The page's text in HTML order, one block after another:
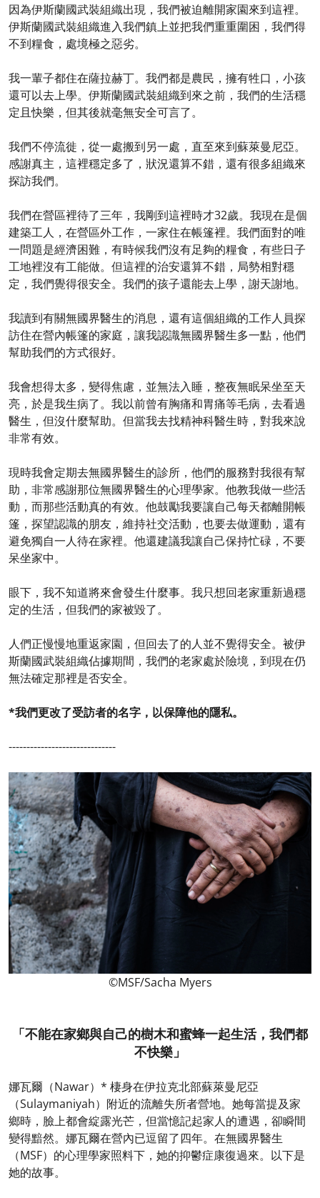
因為伊斯蘭國武裝組織出現，我們被迫離開家園來到這裡。
伊斯蘭國武裝組織進入我們鎮上並把我們重重圍困，我們得
不到糧食，處境極之惡劣。
我一輩子都住在薩拉赫丁。我們都是農民，擁有牲口，小孩
還可以去上學。伊斯蘭國武裝組織到來之前，我們的生活穩
定且快樂，但其後就毫無安全可言了。
我們不停流徙，從一處搬到另一處，直至來到蘇萊曼尼亞。
感謝真主，這裡穩定多了，狀況還算不錯，還有很多組織來
探訪我們。
我們在營區裡待了三年，我剛到這裡時才32歲。我現在是個
建築工人，在營區外工作，一家住在帳篷裡。我們面對的唯
一問題是經濟困難，有時候我們沒有足夠的糧食，有些日子
工地裡沒有工能做。但這裡的治安還算不錯，局勢相對穩
定，我們覺得很安全。我們的孩子還能去上學，謝天謝地。
我讀到有關無國界醫生的消息，還有這個組織的工作人員探
訪住在營內帳篷的家庭，讓我認識無國界醫生多一點，他們
幫助我們的方式很好。
我會想得太多，變得焦慮，並無法入睡，整夜無眠呆坐至天
亮，於是我生病了。我以前曾有胸痛和胃痛等毛病，去看過
醫生，但沒什麼幫助。但當我去找精神科醫生時，對我來說
非常有效。
現時我會定期去無國界醫生的診所，他們的服務對我很有幫
助，非常感謝那位無國界醫生的心理學家。他教我做一些活
動，而那些活動真的有效。他鼓勵我要讓自己每天都離開帳
篷，探望認識的朋友，維持社交活動，也要去做運動，還有
避免獨自一人待在家裡。他還建議我讓自己保持忙碌，不要
呆坐家中。
眼下，我不知道將來會發生什麼事。我只想回老家重新過穩
定的生活，但我們的家被毀了。
人們正慢慢地重返家園，但回去了的人並不覺得安全。被伊
斯蘭國武裝組織佔據期間，我們的老家處於險境，到現在仍
無法確定那裡是否安全。
*我們更改了受訪者的名字，以保障他的隱私。
------------------------------
©MSF/Sacha Myers
「不能在家鄉與自己的樹木和蜜蜂一起生活，我們都
不快樂」
娜瓦爾（Nawar）* 棲身在伊拉克北部蘇萊曼尼亞
（Sulaymaniyah）附近的流離失所者營地。她每當提及家
鄉時，臉上都會綻露光芒，但當憶記起家人的遭遇，卻瞬間
變得黯然。娜瓦爾在營內已逗留了四年。在無國界醫生
（MSF）的心理學家照料下，她的抑鬱症康復過來。以下是
她的故事。